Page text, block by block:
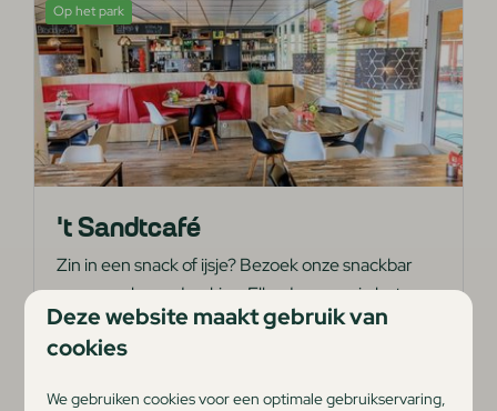
Op het park
't Sandtcafé
Zin in een snack of ijsje? Bezoek onze snackbar
voor snacks en drankjes. Elke dag open in het
hoogseizoen, met aangepaste tijden buiten het
seizoen.
Deze website maakt gebruik van
cookies
We gebruiken cookies voor een optimale gebruikservaring,